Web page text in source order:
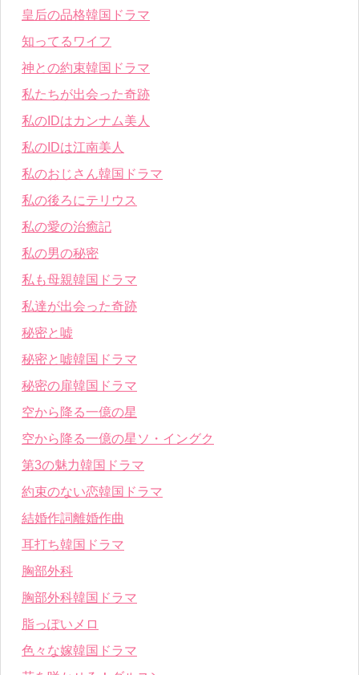
皇后の品格韓国ドラマ
知ってるワイフ
神との約束韓国ドラマ
私たちが出会った奇跡
私のIDはカンナム美人
私のIDは江南美人
私のおじさん韓国ドラマ
私の後ろにテリウス
私の愛の治癒記
私の男の秘密
私も母親韓国ドラマ
私達が出会った奇跡
秘密と嘘
秘密と嘘韓国ドラマ
秘密の扉韓国ドラマ
空から降る一億の星
空から降る一億の星ソ・イングク
第3の魅力韓国ドラマ
約束のない恋韓国ドラマ
結婚作詞離婚作曲
耳打ち韓国ドラマ
胸部外科
胸部外科韓国ドラマ
脂っぽいメロ
色々な嫁韓国ドラマ